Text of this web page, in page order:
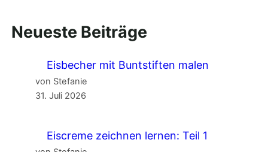
Neueste Beiträge
Eisbecher mit Buntstiften malen
von Stefanie
31. Juli 2026
Eiscreme zeichnen lernen: Teil 1